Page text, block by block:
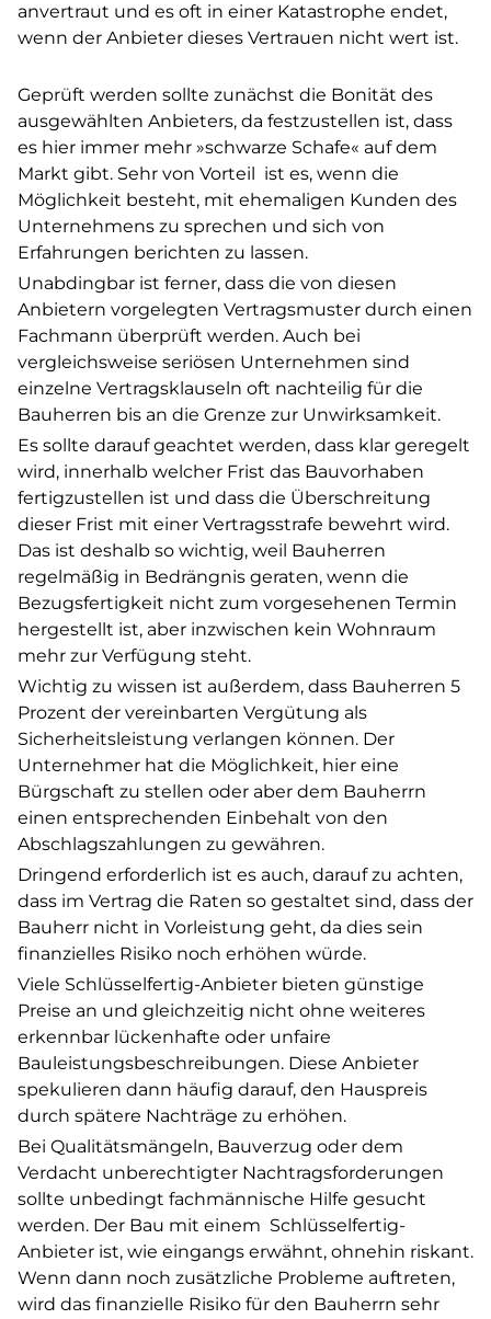
anvertraut und es oft in einer Katastrophe endet,
wenn der Anbieter dieses Vertrauen nicht wert ist.
Geprüft werden sollte zunächst die Bonität des
ausgewählten Anbieters, da festzustellen ist, dass
es hier immer mehr »schwarze Schafe« auf dem
Markt gibt. Sehr von Vorteil ist es, wenn die
Möglichkeit besteht, mit ehemaligen Kunden des
Unternehmens zu sprechen und sich von
Erfahrungen berichten zu lassen.
Unabdingbar ist ferner, dass die von diesen
Anbietern vorgelegten Vertragsmuster durch einen
Fachmann überprüft werden. Auch bei
vergleichsweise seriösen Unternehmen sind
einzelne Vertragsklauseln oft nachteilig für die
Bauherren bis an die Grenze zur Unwirksamkeit.
Es sollte darauf geachtet werden, dass klar geregelt
wird, innerhalb welcher Frist das Bauvorhaben
fertigzustellen ist und dass die Überschreitung
dieser Frist mit einer Vertragsstrafe bewehrt wird.
Das ist deshalb so wichtig, weil Bauherren
regelmäßig in Bedrängnis geraten, wenn die
Bezugsfertigkeit nicht zum vorgesehenen Termin
hergestellt ist, aber inzwischen kein Wohnraum
mehr zur Verfügung steht.
Wichtig zu wissen ist außerdem, dass Bauherren 5
Prozent der vereinbarten Vergütung als
Sicherheitsleistung verlangen können. Der
Unternehmer hat die Möglichkeit, hier eine
Bürgschaft zu stellen oder aber dem Bauherrn
einen entsprechenden Einbehalt von den
Abschlagszahlungen zu gewähren.
Dringend erforderlich ist es auch, darauf zu achten,
dass im Vertrag die Raten so gestaltet sind, dass der
Bauherr nicht in Vorleistung geht, da dies sein
finanzielles Risiko noch erhöhen würde.
Viele Schlüsselfertig-Anbieter bieten günstige
Preise an und gleichzeitig nicht ohne weiteres
erkennbar lückenhafte oder unfaire
Bauleistungsbeschreibungen. Diese Anbieter
spekulieren dann häufig darauf, den Hauspreis
durch spätere Nachträge zu erhöhen.
Bei Qualitätsmängeln, Bauverzug oder dem
Verdacht unberechtigter Nachtragsforderungen
sollte unbedingt fachmännische Hilfe gesucht
werden. Der Bau mit einem Schlüsselfertig-
Anbieter ist, wie eingangs erwähnt, ohnehin riskant.
Wenn dann noch zusätzliche Probleme auftreten,
wird das finanzielle Risiko für den Bauherrn sehr